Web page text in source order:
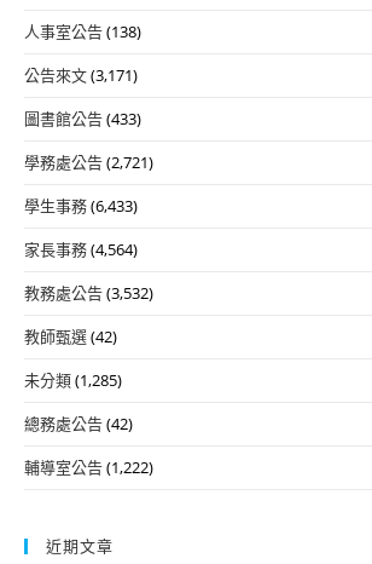
人事室公告(138)
公告來文(3,171)
圖書館公告(433)
學務處公告(2,721)
學生事務(6,433)
家長事務(4,564)
教務處公告(3,532)
教師甄選(42)
未分類(1,285)
總務處公告(42)
輔導室公告(1,222)
近期文章